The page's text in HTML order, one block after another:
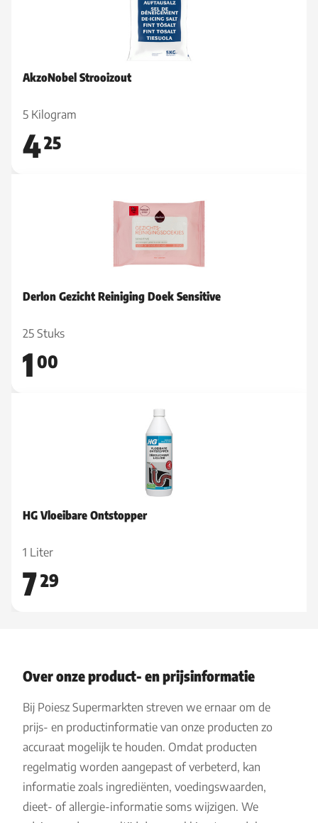
AkzoNobel Strooizout
5 Kilogram
425
Derlon Gezicht Reiniging Doek Sensitive
25 Stuks
1 00
HG Vloeibare Ontstopper
1 Liter
729
Over onze product- en prijsinformatie
Bij Poiesz Supermarkten streven we ernaar om de
prijs- en productinformatie van onze producten zo
accuraat mogelijk te houden. Omdat producten
regelmatig worden aangepast of verbeterd, kan
informatie zoals ingrediënten, voedingswaarden,
dieet- of allergie-informatie soms wijzigen. We